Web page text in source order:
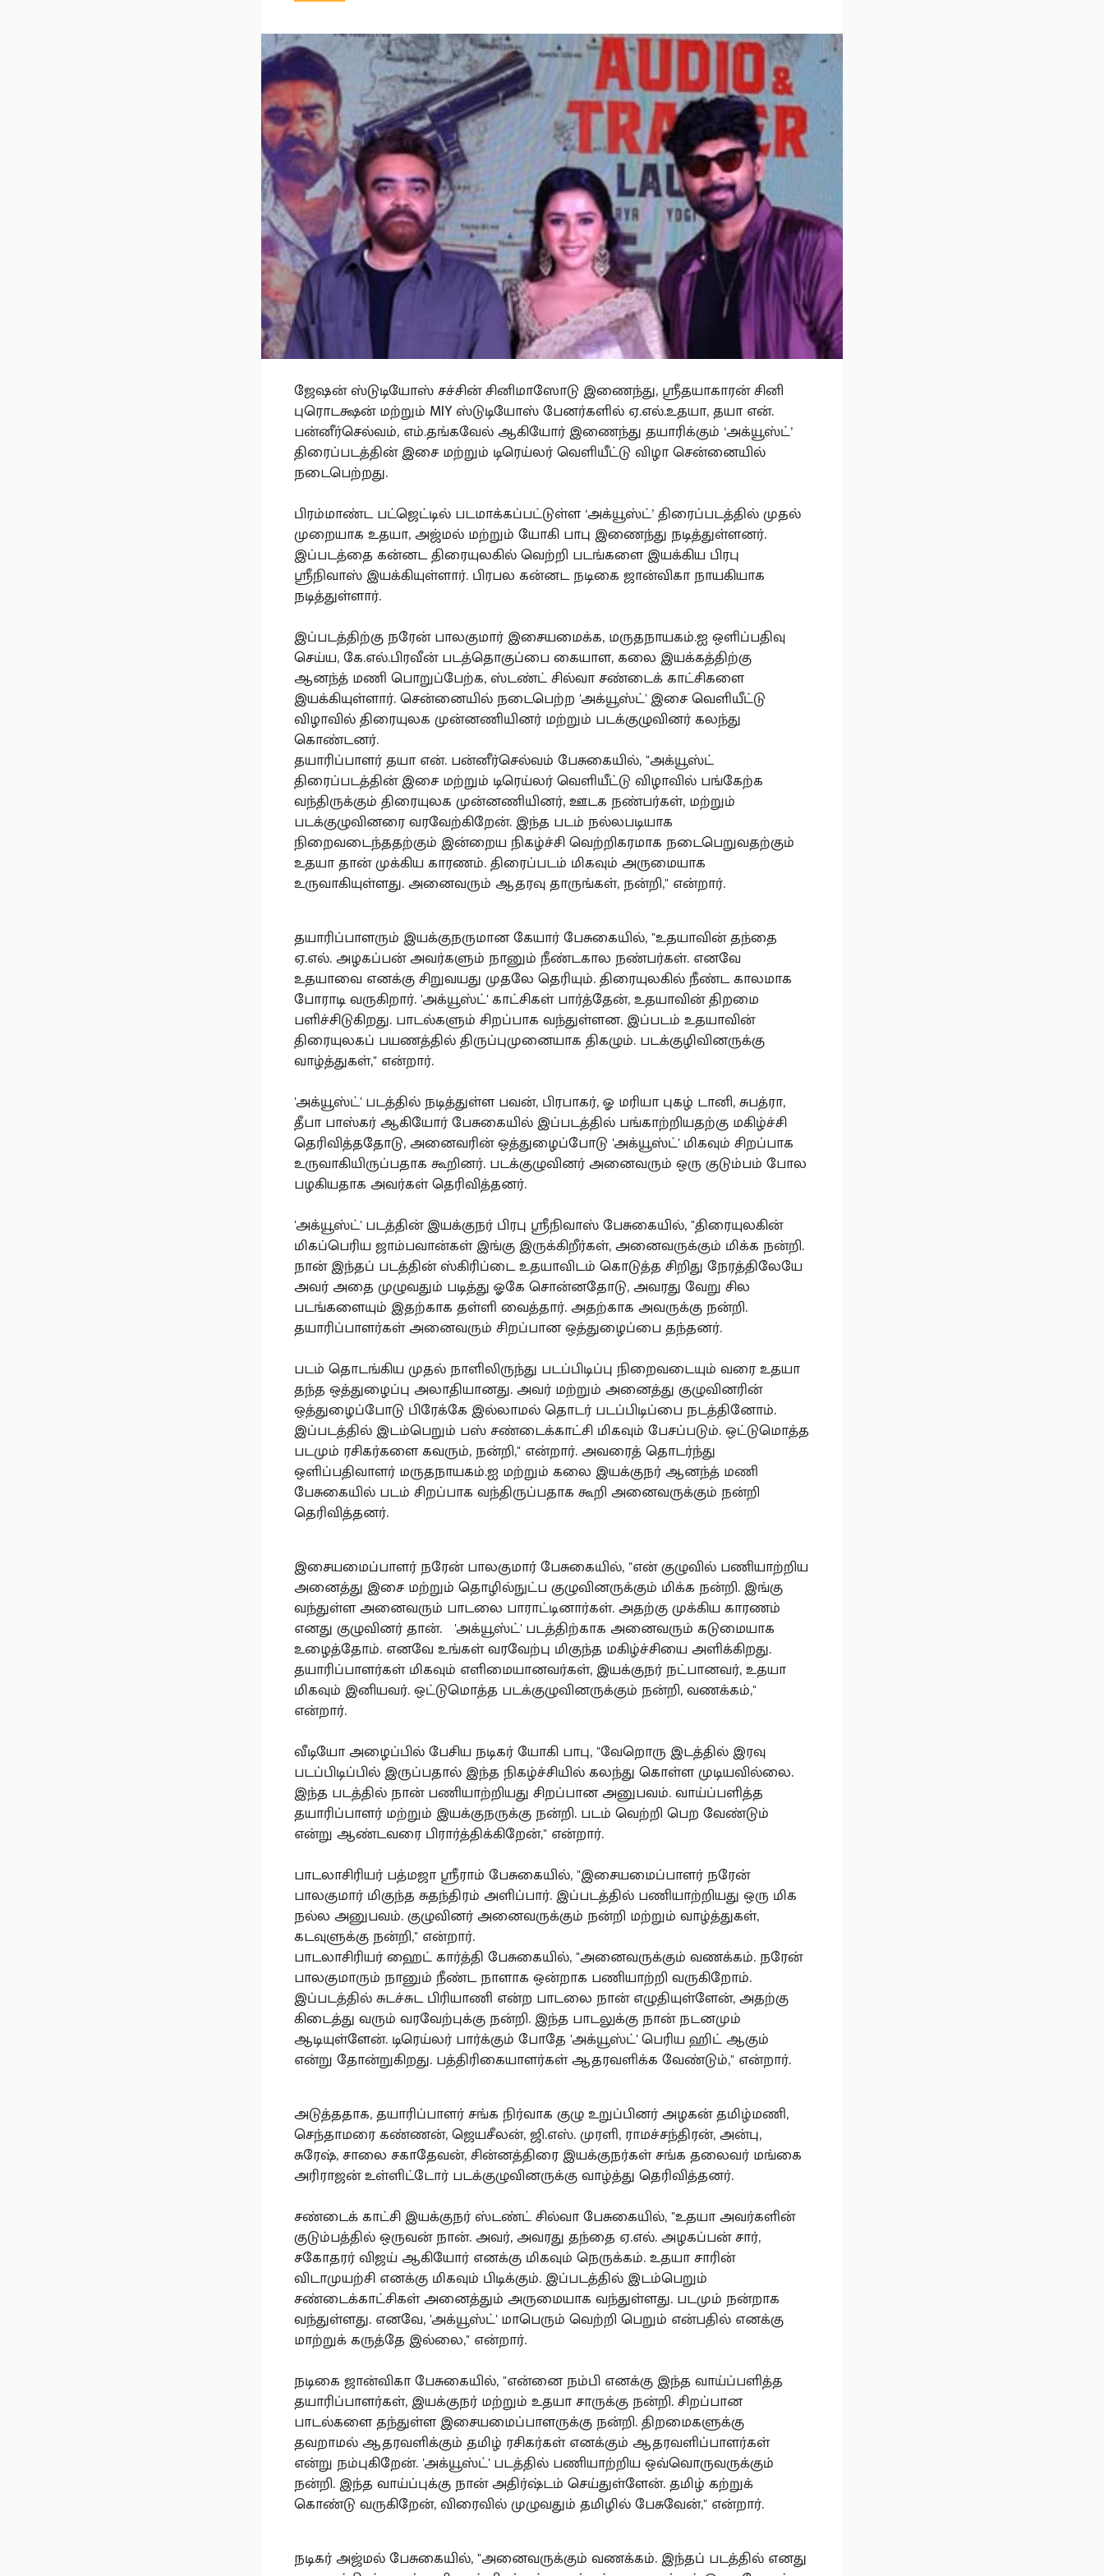
ஜேஷன் ஸ்டுடியோஸ் சச்சின் சினிமாஸோடு இணைந்து, ஸ்ரீதயாகாரன் சினி
புரொடக்ஷன் மற்றும் MIY ஸ்டுடியோஸ் பேனர்களில் ஏ.எல்.உதயா, தயா என்.
பன்னீர்செல்வம், எம்.தங்கவேல் ஆகியோர் இணைந்து தயாரிக்கும் ‘அக்யூஸ்ட்’
திரைப்படத்தின் இசை மற்றும் டிரெய்லர் வெளியீட்டு விழா சென்னையில்
நடைபெற்றது.
பிரம்மாண்ட பட்ஜெட்டில் படமாக்கப்பட்டுள்ள ‘அக்யூஸ்ட்’ திரைப்படத்தில் முதல்
முறையாக உதயா, அஜ்மல் மற்றும் யோகி பாபு இணைந்து நடித்துள்ளனர்.
இப்படத்தை கன்னட திரையுலகில் வெற்றி படங்களை இயக்கிய பிரபு
ஶ்ரீநிவாஸ் இயக்கியுள்ளார். பிரபல கன்னட நடிகை ஜான்விகா நாயகியாக
நடித்துள்ளார்.
இப்படத்திற்கு நரேன் பாலகுமார் இசையமைக்க, மருதநாயகம்.ஐ ஒளிப்பதிவு
செய்ய, கே.எல்.பிரவீன் படத்தொகுப்பை கையாள, கலை இயக்கத்திற்கு
ஆனந்த் மணி பொறுப்பேற்க, ஸ்டண்ட் சில்வா சண்டைக் காட்சிகளை
இயக்கியுள்ளார். சென்னையில் நடைபெற்ற 'அக்யூஸ்ட்' இசை வெளியீட்டு
விழாவில் திரையுலக முன்னணியினர் மற்றும் படக்குழுவினர் கலந்து
கொண்டனர்.
தயாரிப்பாளர் தயா என். பன்னீர்செல்வம் பேசுகையில், "அக்யூஸ்ட்
திரைப்படத்தின் இசை மற்றும் டிரெய்லர் வெளியீட்டு விழாவில் பங்கேற்க
வந்திருக்கும் திரையுலக முன்னணியினர், ஊடக நண்பர்கள், மற்றும்
படக்குழுவினரை வரவேற்கிறேன். இந்த படம் நல்லபடியாக
நிறைவடைந்ததற்கும் இன்றைய நிகழ்ச்சி வெற்றிகரமாக நடைபெறுவதற்கும்
உதயா தான் முக்கிய காரணம். திரைப்படம் மிகவும் அருமையாக
உருவாகியுள்ளது. அனைவரும் ஆதரவு தாருங்கள், நன்றி," என்றார்.
தயாரிப்பாளரும் இயக்குநருமான கேயார் பேசுகையில், "உதயாவின் தந்தை
ஏ.எல். அழகப்பன் அவர்களும் நானும் நீண்டகால நண்பர்கள். எனவே
உதயாவை எனக்கு சிறுவயது முதலே தெரியும். திரையுலகில் நீண்ட காலமாக
போராடி வருகிறார். 'அக்யூஸ்ட்' காட்சிகள் பார்த்தேன், உதயாவின் திறமை
பளிச்சிடுகிறது. பாடல்களும் சிறப்பாக வந்துள்ளன. இப்படம் உதயாவின்
திரையுலகப் பயணத்தில் திருப்புமுனையாக திகழும். படக்குழிவினருக்கு
வாழ்த்துகள்," என்றார்.
'அக்யூஸ்ட்' படத்தில் நடித்துள்ள பவன், பிரபாகர், ஓ மரியா புகழ் டானி, சுபத்ரா,
தீபா பாஸ்கர் ஆகியோர் பேசுகையில் இப்படத்தில் பங்காற்றியதற்கு மகிழ்ச்சி
தெரிவித்ததோடு, அனைவரின் ஒத்துழைப்போடு 'அக்யூஸ்ட்' மிகவும் சிறப்பாக
உருவாகியிருப்பதாக கூறினர். படக்குழுவினர் அனைவரும் ஒரு குடும்பம் போல
பழகியதாக அவர்கள் தெரிவித்தனர்.
'அக்யூஸ்ட்' படத்தின் இயக்குநர் பிரபு ஶ்ரீநிவாஸ் பேசுகையில், "திரையுலகின்
மிகப்பெரிய ஜாம்பவான்கள் இங்கு இருக்கிறீர்கள், அனைவருக்கும் மிக்க நன்றி.
நான் இந்தப் படத்தின் ஸ்கிரிப்டை உதயாவிடம் கொடுத்த சிறிது நேரத்திலேயே
அவர் அதை முழுவதும் படித்து ஓகே சொன்னதோடு, அவரது வேறு சில
படங்களையும் இதற்காக தள்ளி வைத்தார். அதற்காக அவருக்கு நன்றி.
தயாரிப்பாளர்கள் அனைவரும் சிறப்பான ஒத்துழைப்பை தந்தனர்.
படம் தொடங்கிய முதல் நாளிலிருந்து படப்பிடிப்பு நிறைவடையும் வரை உதயா
தந்த ஒத்துழைப்பு அலாதியானது. அவர் மற்றும் அனைத்து குழுவினரின்
ஒத்துழைப்போடு பிரேக்கே இல்லாமல் தொடர் படப்பிடிப்பை நடத்தினோம்.
இப்படத்தில் இடம்பெறும் பஸ் சண்டைக்காட்சி மிகவும் பேசப்படும். ஒட்டுமொத்த
படமும் ரசிகர்களை கவரும், நன்றி," என்றார். அவரைத் தொடர்ந்து
ஒளிப்பதிவாளர் மருதநாயகம்.ஐ மற்றும் கலை இயக்குநர் ஆனந்த் மணி
பேசுகையில் படம் சிறப்பாக வந்திருப்பதாக கூறி அனைவருக்கும் நன்றி
தெரிவித்தனர்.
இசையமைப்பாளர் நரேன் பாலகுமார் பேசுகையில், "என் குழுவில் பணியாற்றிய
அனைத்து இசை மற்றும் தொழில்நுட்ப குழுவினருக்கும் மிக்க நன்றி. இங்கு
வந்துள்ள அனைவரும் பாடலை பாராட்டினார்கள். அதற்கு முக்கிய காரணம்
எனது குழுவினர் தான். 'அக்யூஸ்ட்' படத்திற்காக அனைவரும் கடுமையாக
உழைத்தோம். எனவே உங்கள் வரவேற்பு மிகுந்த மகிழ்ச்சியை அளிக்கிறது.
தயாரிப்பாளர்கள் மிகவும் எளிமையானவர்கள், இயக்குநர் நட்பானவர், உதயா
மிகவும் இனியவர். ஒட்டுமொத்த படக்குழுவினருக்கும் நன்றி, வணக்கம்,"
என்றார்.
வீடியோ அழைப்பில் பேசிய நடிகர் யோகி பாபு, "வேறொரு இடத்தில் இரவு
படப்பிடிப்பில் இருப்பதால் இந்த நிகழ்ச்சியில் கலந்து கொள்ள முடியவில்லை.
இந்த படத்தில் நான் பணியாற்றியது சிறப்பான அனுபவம். வாய்ப்பளித்த
தயாரிப்பாளர் மற்றும் இயக்குநருக்கு நன்றி. படம் வெற்றி பெற வேண்டும்
என்று ஆண்டவரை பிரார்த்திக்கிறேன்," என்றார்.
பாடலாசிரியர் பத்மஜா ஸ்ரீராம் பேசுகையில், "இசையமைப்பாளர் நரேன்
பாலகுமார் மிகுந்த சுதந்திரம் அளிப்பார். இப்படத்தில் பணியாற்றியது ஒரு மிக
நல்ல அனுபவம். குழுவினர் அனைவருக்கும் நன்றி மற்றும் வாழ்த்துகள்,
கடவுளுக்கு நன்றி," என்றார்.
பாடலாசிரியர் ஹைட் கார்த்தி பேசுகையில், "அனைவருக்கும் வணக்கம். நரேன்
பாலகுமாரும் நானும் நீண்ட நாளாக ஒன்றாக பணியாற்றி வருகிறோம்.
இப்படத்தில் சுடச்சுட பிரியாணி என்ற பாடலை நான் எழுதியுள்ளேன், அதற்கு
கிடைத்து வரும் வரவேற்புக்கு நன்றி. இந்த பாடலுக்கு நான் நடனமும்
ஆடியுள்ளேன். டிரெய்லர் பார்க்கும் போதே 'அக்யூஸ்ட்' பெரிய ஹிட் ஆகும்
என்று தோன்றுகிறது. பத்திரிகையாளர்கள் ஆதரவளிக்க வேண்டும்," என்றார்.
அடுத்ததாக, தயாரிப்பாளர் சங்க நிர்வாக குழு உறுப்பினர் அழகன் தமிழ்மணி,
செந்தாமரை கண்ணன், ஜெயசீலன், ஜி.எஸ். முரளி, ராமச்சந்திரன், அன்பு,
சுரேஷ், சாலை சகாதேவன், சின்னத்திரை இயக்குநர்கள் சங்க தலைவர் மங்கை
அரிராஜன் உள்ளிட்டோர் படக்குழுவினருக்கு வாழ்த்து தெரிவித்தனர்.
சண்டைக் காட்சி இயக்குநர் ஸ்டண்ட் சில்வா பேசுகையில், "உதயா அவர்களின்
குடும்பத்தில் ஒருவன் நான். அவர், அவரது தந்தை ஏ.எல். அழகப்பன் சார்,
சகோதரர் விஜய் ஆகியோர் எனக்கு மிகவும் நெருக்கம். உதயா சாரின்
விடாமுயற்சி எனக்கு மிகவும் பிடிக்கும். இப்படத்தில் இடம்பெறும்
சண்டைக்காட்சிகள் அனைத்தும் அருமையாக வந்துள்ளது. படமும் நன்றாக
வந்துள்ளது. எனவே, 'அக்யூஸ்ட்' மாபெரும் வெற்றி பெறும் என்பதில் எனக்கு
மாற்றுக் கருத்தே இல்லை," என்றார்.
நடிகை ஜான்விகா பேசுகையில், "என்னை நம்பி எனக்கு இந்த வாய்ப்பளித்த
தயாரிப்பாளர்கள், இயக்குநர் மற்றும் உதயா சாருக்கு நன்றி. சிறப்பான
பாடல்களை தந்துள்ள இசையமைப்பாளருக்கு நன்றி. திறமைகளுக்கு
தவறாமல் ஆதரவளிக்கும் தமிழ் ரசிகர்கள் எனக்கும் ஆதரவளிப்பாளர்கள்
என்று நம்புகிறேன். 'அக்யூஸ்ட்' படத்தில் பணியாற்றிய ஒவ்வொருவருக்கும்
நன்றி. இந்த வாய்ப்புக்கு நான் அதிர்ஷ்டம் செய்துள்ளேன். தமிழ் கற்றுக்
கொண்டு வருகிறேன், விரைவில் முழுவதும் தமிழில் பேசுவேன்," என்றார்.
நடிகர் அஜ்மல் பேசுகையில், "அனைவருக்கும் வணக்கம். இந்தப் படத்தில் எனது